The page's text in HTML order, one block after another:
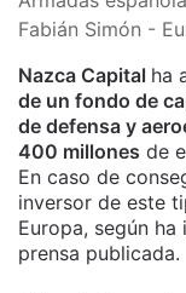
Fabián Simón -
Nazca Capital ha
de un fondo de
de defensa y
400 millones de
En caso de
inversor de este
Europa, según
prensa publicada.